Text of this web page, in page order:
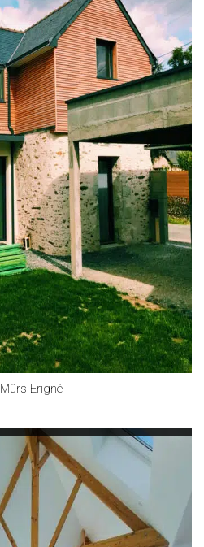
Mûrs-Erigné